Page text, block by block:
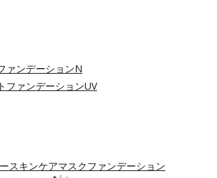
ァンデーションN
ファンデーションUV
スキンケアマスクファンデーション